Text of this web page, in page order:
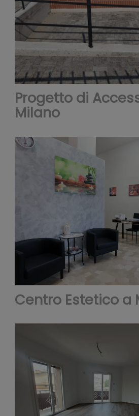
Progetto di
Milano
Centro Estetico a
e